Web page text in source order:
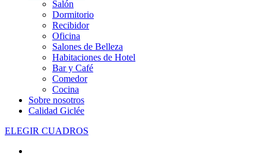
Salón
Dormitorio
Recibidor
Oficina
Salones de Belleza
Habitaciones de Hotel
Bar y Café
Comedor
Cocina
Sobre nosotros
Calidad Giclée
ELEGIR CUADROS